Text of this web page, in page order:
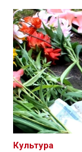
Культура